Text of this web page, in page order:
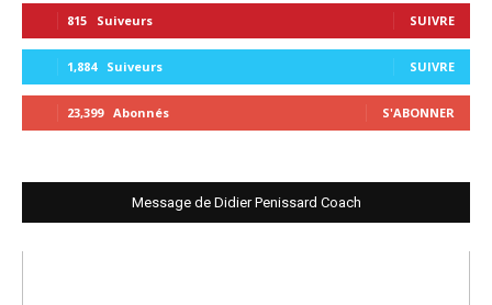
815 Suiveurs SUIVRE
1,884 Suiveurs SUIVRE
23,399 Abonnés S'ABONNER
Message de Didier Penissard Coach